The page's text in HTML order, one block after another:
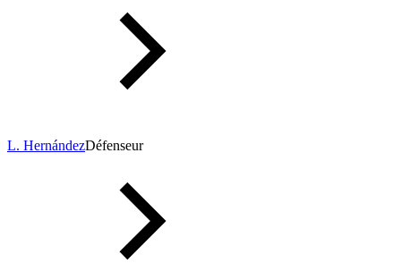
L. HernándezDéfenseur